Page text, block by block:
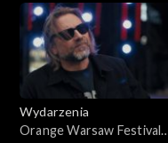
Wydarzenia
Orange Warsaw Festival